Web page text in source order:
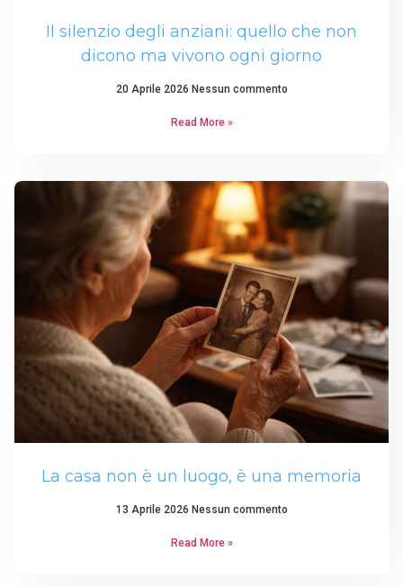
Il silenzio degli anziani: quello che non
dicono ma vivono ogni giorno
20 Aprile 2026 Nessun commento
Read More »
La casa non è un luogo, è una memoria
13 Aprile 2026 Nessun commento
Read More »